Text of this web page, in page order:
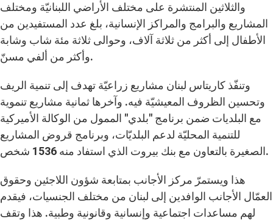
والثلاثين المنتشرة على مختلف الأراضي اللبنانيّة ومختلف
المشاريع والبرامج والمراكز الإنسانية، بلغ عدد المستفيدين من
الأطفال إلى أكثر من ثلاثة آلاف، وحوالى ثلاثة مئة شاب وشابة
وأكثر من ألفي مسنّ.
وتنفّذ كاريتاس لبنان مشاريع زراعيّة تهدف إلى تنمية الريف
وتحسين الظروف المعيشيّة فيه. وآخرها ثمانية مشاريع تنموية
مع البلديات ضمن برنامج "بلدي" الممول من الوكالة الأميركية
للتنمية المحليّة لدعم البلديّات، وبرنامج قروض المشاريع
الصغيرة بالتعاون مع بنك بيروت الذي استفاد منه 1536 شخص.
هذا ويستمرّ مركز الأجانب بمتابعة شؤون اللاجئين وحقوق
العمّال الأجانب الوافدين إلى لبنان من مختلف الجنسيات، فيقدم
لهم مساعدات اجتماعية وإنسانية وقانونية وطبية. هذا وتقف